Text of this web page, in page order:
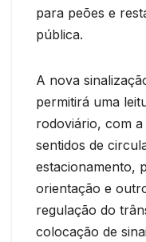
para peões e
pública.
A nova
permitirá uma
rodoviário, com a
sentidos de
estacionamento,
orientação e
regulação do
colocação de